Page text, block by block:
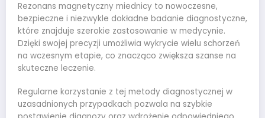
Rezonans magnetyczny miednicy to nowoczesne,
bezpieczne i niezwykle dokładne badanie diagnostyczne,
które znajduje szerokie zastosowanie w medycynie.
Dzięki swojej precyzji umożliwia wykrycie wielu schorzeń
na wczesnym etapie, co znacząco zwiększa szanse na
skuteczne leczenie.
Regularne korzystanie z tej metody diagnostycznej w
uzasadnionych przypadkach pozwala na szybkie